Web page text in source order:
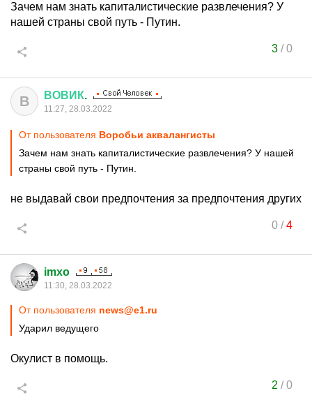
Зачем нам знать капиталистические развлечения? У
нашей страны свой путь - Путин.
3/0
В ВОВИК.
11:27, 28.03.2022
От пользователя Воробьи аквалангисты
Зачем нам знать капиталистические развлечения? У нашей
страны свой путь - Путин.
не выдавай свои предпочтения за предпочтения других
0/4
imxo
11:30, 28.03.2022
От пользователя news@e1.ru
Ударил ведущего
Окулист в помощь.
2 /0